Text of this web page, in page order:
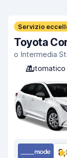
Servizio
Toyota
o Intermedia
Automatico